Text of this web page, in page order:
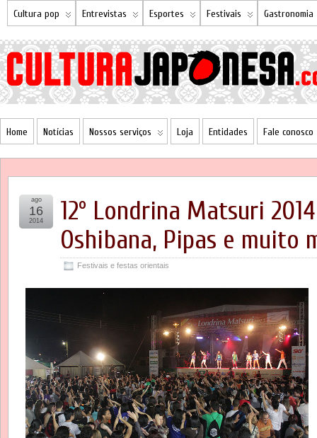
Cultura pop Entrevistas Esportes Festivais Gastronomia
Home Notícias Nossos serviços Loja Entidades Fale conosco
12º Londrina Matsuri
Oshibana, Pipas e muito
Festivais e festas orientais
ago
16
2014